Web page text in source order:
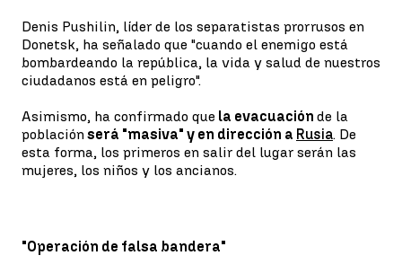
Denis Pushilin, líder de los separatistas prorrusos en
Donetsk, ha señalado que "cuando el enemigo está
bombardeando la república, la vida y salud de nuestros
ciudadanos está en peligro".
Asimismo, ha confirmado que la evacuación de la
población será "masiva" y en dirección a Rusia. De
esta forma, los primeros en salir del lugar serán las
mujeres, los niños y los ancianos.
"Operación de falsa bandera"